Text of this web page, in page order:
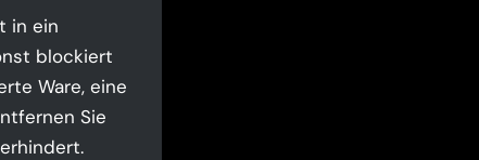
in ein
blockiert
Ware, eine
Sie